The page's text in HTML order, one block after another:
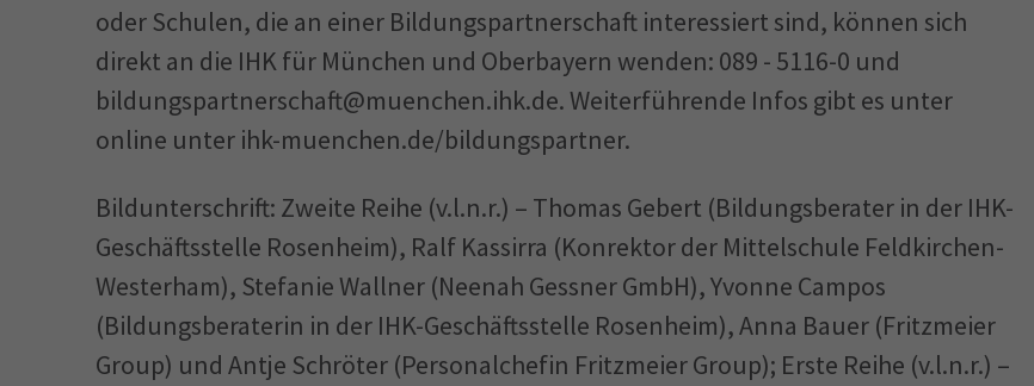
oder Schulen, die an einer Bildungspartnerschaft interessiert sind, können sich
direkt an die IHK für München und Oberbayern wenden: 089 - 5116-0 und
bildungspartnerschaft@muenchen.ihk.de. Weiterführende Infos gibt es unter
online unter ihk-muenchen.de/bildungspartner.
Bildunterschrift: Zweite Reihe (v.l.n.r.) – Thomas Gebert (Bildungsberater in der IHK-
Geschäftsstelle Rosenheim), Ralf Kassirra (Konrektor der Mittelschule Feldkirchen-
Westerham), Stefanie Wallner (Neenah Gessner GmbH), Yvonne Campos
(Bildungsberaterin in der IHK-Geschäftsstelle Rosenheim), Anna Bauer (Fritzmeier
Group) und Antje Schröter (Personalchefin Fritzmeier Group); Erste Reihe (v.l.n.r.) –